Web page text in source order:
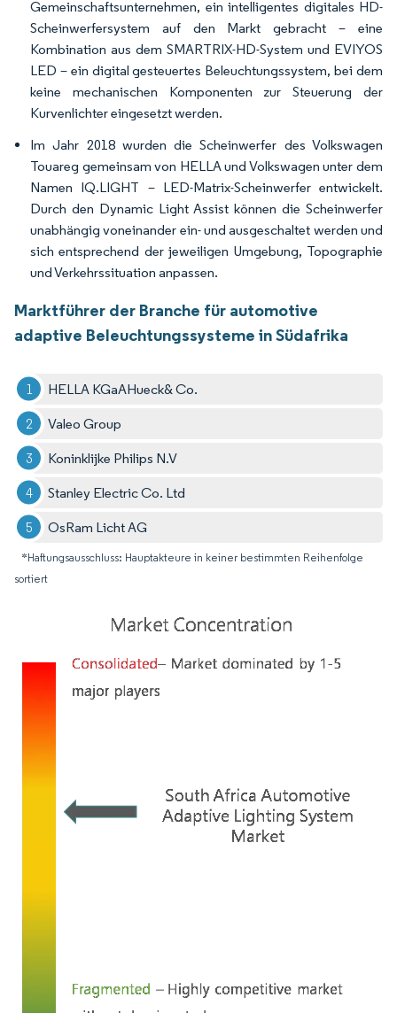
Gemeinschaftsunternehmen, ein intelligentes digitales HD-
Scheinwerfersystem auf den Markt gebracht – eine
Kombination aus dem SMARTRIX-HD-System und EVIYOS
LED – ein digital gesteuertes Beleuchtungssystem, bei dem
keine mechanischen Komponenten zur Steuerung der
Kurvenlichter eingesetzt werden.
Im Jahr 2018 wurden die Scheinwerfer des Volkswagen
Touareg gemeinsam von HELLA und Volkswagen unter dem
Namen IQ.LIGHT – LED-Matrix-Scheinwerfer entwickelt.
Durch den Dynamic Light Assist können die Scheinwerfer
unabhängig voneinander ein- und ausgeschaltet werden und
sich entsprechend der jeweiligen Umgebung, Topographie
und Verkehrssituation anpassen.
Marktführer der Branche für automotive
adaptive Beleuchtungssysteme in Südafrika
HELLA KGaAHueck& Co.
Valeo Group
Koninklijke Philips N.V
Stanley Electric Co. Ltd
OsRam Licht AG
*Haftungsausschluss: Hauptakteure in keiner bestimmten Reihenfolge
sortiert